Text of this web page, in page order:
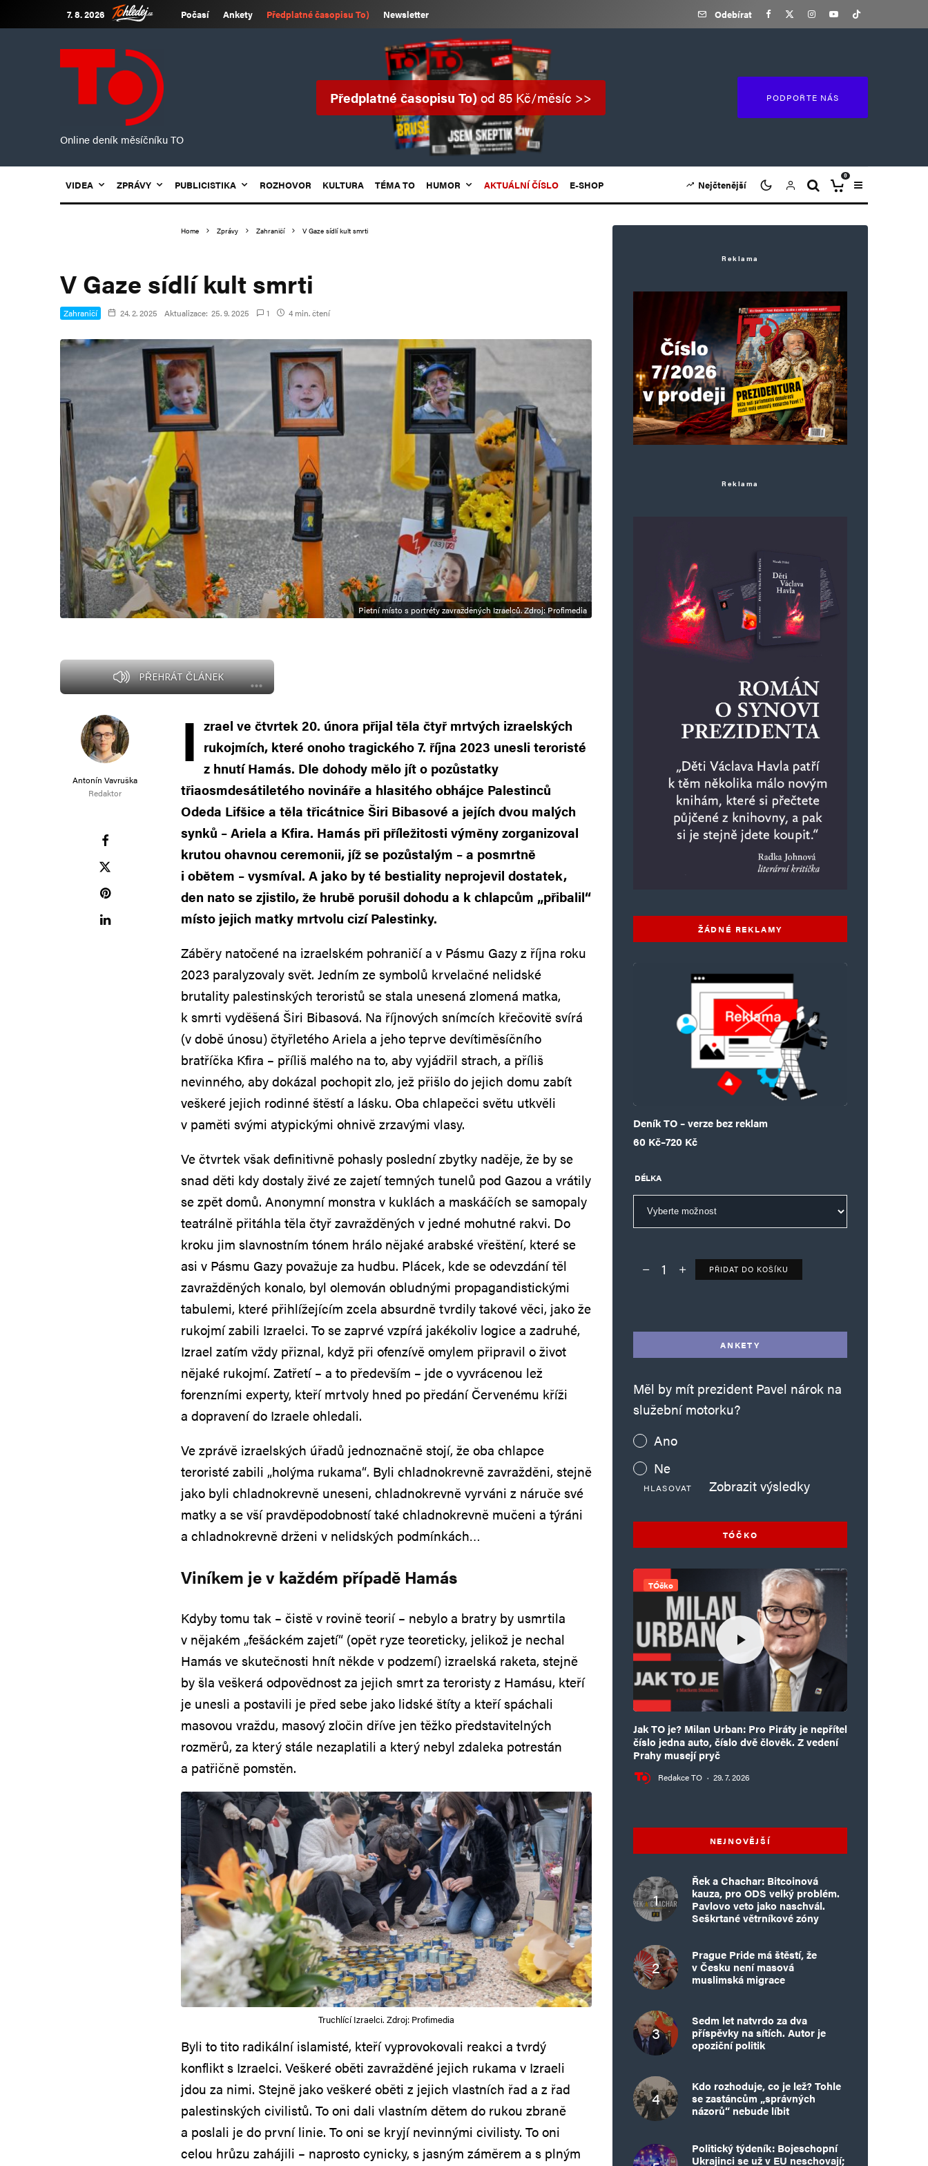
7. 8. 2026 Počasí Ankety Předplatné časopisu To) Newsletter Odebírat
Online deník měsíčníku TO
Předplatné časopisu To)od 85 Kč/měsíc >> PODPOŘTE NÁS
VIDEA ZPRÁVY PUBLICISTIKA ROZHOVOR KULTURA TÉMA TO HUMOR AKTUÁLNÍ ČÍSLO E-SHOP Nejčtenější
0
Home Zprávy Zahraničí V Gaze sídlí kult smrti
V Gaze sídlí kult smrti
Zahraničí 24. 2. 2025 Aktualizace: 25. 9. 2025 1 4 min. čtení
Pietní místo s portréty zavražděných Izraelců. Zdroj: Profimedia
PŘEHRÁT ČLÁNEK
Antonín Vavruška
Redaktor
I zrael ve čtvrtek 20. února přijal těla čtyř mrtvých izraelských
rukojmích, které onoho tragického 7. října 2023 unesli teroristé
z hnutí Hamás. Dle dohody mělo jít o pozůstatky
třiaosmdesátiletého novináře a hlasitého obhájce Palestinců
Odeda Lifšice a těla třicátnice Širi Bibasové a jejích dvou malých
synků – Ariela a Kfira. Hamás při příležitosti výměny zorganizoval
krutou ohavnou ceremonii, jíž se pozůstalým – a posmrtně
i obětem – vysmíval. A jako by té bestiality neprojevil dostatek,
den nato se zjistilo, že hrubě porušil dohodu a k chlapcům „přibalil“
místo jejich matky mrtvolu cizí Palestinky.
Záběry natočené na izraelském pohraničí a v Pásmu Gazy z října roku
2023 paralyzovaly svět. Jedním ze symbolů krvelačné nelidské
brutality palestinských teroristů se stala unesená zlomená matka,
k smrti vyděšená Širi Bibasová. Na říjnových snímcích křečovitě svírá
(v době únosu) čtyřletého Ariela a jeho teprve devítiměsíčního
bratříčka Kfira – příliš malého na to, aby vyjádřil strach, a příliš
nevinného, aby dokázal pochopit zlo, jež přišlo do jejich domu zabít
veškeré jejich rodinné štěstí a lásku. Oba chlapečci světu utkvěli
v paměti svými atypickými ohnivě zrzavými vlasy.
Ve čtvrtek však definitivně pohasly poslední zbytky naděje, že by se
snad děti kdy dostaly živé ze zajetí temných tunelů pod Gazou a vrátily
se zpět domů. Anonymní monstra v kuklách a maskáčích se samopaly
teatrálně přitáhla těla čtyř zavražděných v jedné mohutné rakvi. Do
kroku jim slavnostním tónem hrálo nějaké arabské vřeštění, které se
asi v Pásmu Gazy považuje za hudbu. Plácek, kde se odevzdání těl
zavražděných konalo, byl olemován obludnými propagandistickými
tabulemi, které přihlížejícím zcela absurdně tvrdily takové věci, jako že
rukojmí zabili Izraelci. To se zaprvé vzpírá jakékoliv logice a zadruhé,
Izrael zatím vždy přiznal, když při ofenzívě omylem připravil o život
nějaké rukojmí. Zatřetí – a to především – jde o vyvrácenou lež
forenzními experty, kteří mrtvoly hned po předání Červenému kříži
a dopravení do Izraele ohledali.
Ve zprávě izraelských úřadů jednoznačně stojí, že oba chlapce
teroristé zabili „holýma rukama“. Byli chladnokrevně zavražděni, stejně
jako byli chladnokrevně uneseni, chladnokrevně vyrváni z náruče své
matky a se vší pravděpodobností také chladnokrevně mučeni a týráni
a chladnokrevně drženi v nelidských podmínkách…
Viníkem je v každém případě Hamás
Kdyby tomu tak – čistě v rovině teorií – nebylo a bratry by usmrtila
v nějakém „fešáckém zajetí“ (opět ryze teoreticky, jelikož je nechal
Hamás ve skutečnosti hnít někde v podzemí) izraelská raketa, stejně
by šla veškerá odpovědnost za jejich smrt za teroristy z Hamásu, kteří
je unesli a postavili je před sebe jako lidské štíty a kteří spáchali
masovou vraždu, masový zločin dříve jen těžko představitelných
rozměrů, za který stále nezaplatili a který nebyl zdaleka potrestán
a patřičně pomstěn.
Truchlící Izraelci. Zdroj: Profimedia
Byli to tito radikální islamisté, kteří vyprovokovali reakci a tvrdý
konflikt s Izraelci. Veškeré oběti zavražděné jejich rukama v Izraeli
jdou za nimi. Stejně jako veškeré oběti z jejich vlastních řad a z řad
palestinských civilistů. To oni dali vlastním dětem do rukou zbraně
a poslali je do první linie. To oni se kryjí nevinnými civilisty. To oni
celou hrůzu zahájili – naprosto cynicky, s jasným záměrem a s plným
Reklama
Reklama
ŽÁDNÉ REKLAMY
Deník TO – verze bez reklam
60 Kč–720 Kč
Rozpětí cen: 60 Kč až 720 Kč
DÉLKA
Deník TO – verze bez reklam množství
PŘIDAT DO KOŠÍKU
ANKETY
Měl by mít prezident Pavel nárok na
služební motorku?
Ano
Ne
HLASOVAT Zobrazit výsledky
TÓČKO
TÓčko
Jak TO je? Milan Urban: Pro Piráty je nepřítel
číslo jedna auto, číslo dvě člověk. Z vedení
Prahy musejí pryč
Redakce TO · 29. 7. 2026
NEJNOVĚJŠÍ
Řek a Chachar: Bitcoinová
kauza, pro ODS velký problém.
Pavlovo veto jako naschvál.
Seškrtané větrníkové zóny
Prague Pride má štěstí, že
v Česku není masová
muslimská migrace
Sedm let natvrdo za dva
příspěvky na sítích. Autor je
opoziční politik
Kdo rozhoduje, co je lež? Tohle
se zastáncům „správných
názorů“ nebude líbit
Politický týdeník: Bojeschopní
Ukrajinci se už v EU neschovají;